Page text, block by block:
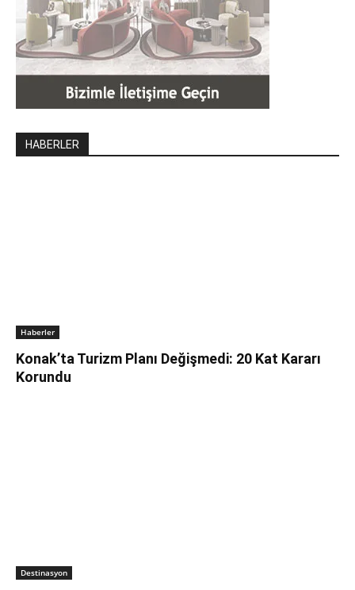
HABERLER
Haberler
Konak’ta Turizm Planı Değişmedi: 20 Kat Kararı
Korundu
Destinasyon